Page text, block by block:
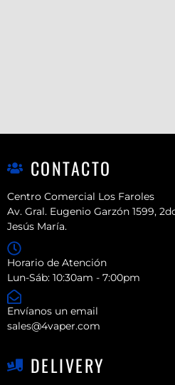
CONTACTO
Centro Comercial Los Faroles
Av. Gral. Eugenio Garzón 1599,
Jesús María.
Horario de Atención
Lun-Sáb: 10:30am - 7:00pm
Envíanos un email
sales@4vaper.com
DELIVERY